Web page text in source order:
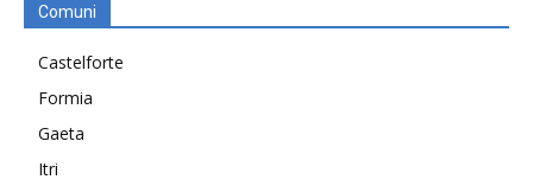
Comuni
Castelforte
Formia
Gaeta
Itri